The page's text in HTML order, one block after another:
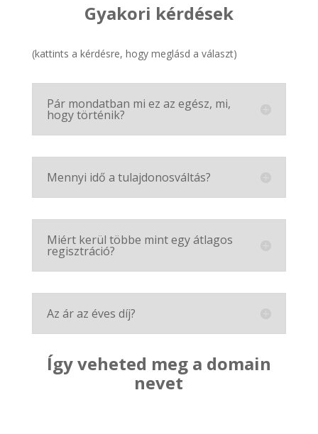
Gyakori kérdések
(kattints a kérdésre, hogy meglásd a választ)
Pár mondatban mi ez az egész, mi,
hogy történik?
Mennyi idő a tulajdonosváltás?
Miért kerül többe mint egy átlagos
regisztráció?
Az ár az éves díj?
Így veheted meg a domain
nevet